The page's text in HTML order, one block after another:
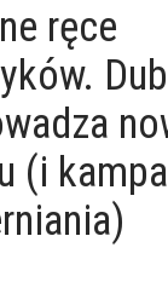
ręce
(i